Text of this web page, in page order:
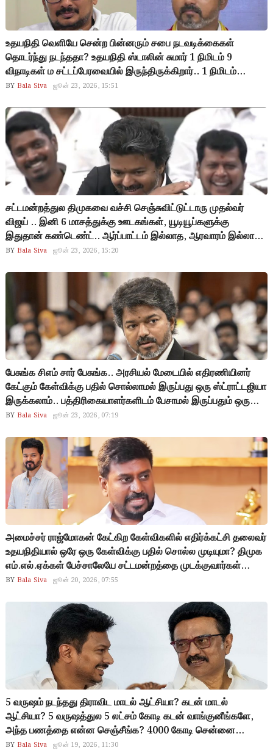
உதயநிதி வெளியே சென்ற பின்னரும் சபை நடவடிக்கைகள்
தொடர்ந்து நடந்ததா? உதயநிதி ஸ்டாலின் சுமார் 1 நிமிடம் 9
விநாடிகள் ம சட்டப்பேரவையில் இருந்திருக்கிறார்.. 1 நிமிடம்
மட்டுமே இருந்த உதயநிதிக்கு சபை நடவடிக்கைகள் குறித்து எப்படி
என்றால் சபாநாயகர் நடவடிக்கை எடுக்க வேண்டுமா?
BY Bala Siva ஜூன் 23, 2026, 15:51
சட்டமன்றத்துல திமுகவை வச்சி செஞ்சுவிட்டுட்டாரு முதல்வர்
விஜய் .. இனி 6 மாசத்துக்கு ஊடகங்கள், யூடியூப்களுக்கு
இதுதான் கண்டெண்ட்.. ஆர்ப்பாட்டம் இல்லாத, ஆரவாரம் இல்லாத,
ஆணித்தரமான பேச்சு.. அப்பாவை காணோம்ங்கிற குட்டிக்கதையை
செஞ்சிட்டாருன்னு நினைச்சிருப்பாரோ…
BY Bala Siva ஜூன் 23, 2026, 15:20
பேசுங்க சிஎம் சார் பேசுங்க.. அரசியல் மேடையில் எதிரணியினர்
கேட்கும் கேள்விக்கு பதில் சொல்லாமல் இருப்பது ஒரு ஸ்ட்ராட்டஜியா
இருக்கலாம்.. பத்திரிகையாளர்களிடம் பேசாமல் இருப்பதும் ஒரு
ஸ்ட்ராட்டஜியா இருக்கலாம்.. ஆனால் சட்டமன்றத்தில் பேசியே
ஆதாரத்தோட பதிலடி கொடுங்க.. ராஜ்மோகன், ரமேஷ் பதிலடி
கொடுக்கும்போதே ஃபயரா இருக்குது.. நீங்க பதிலடி கொடுத்தா
பெரிய சம்பவமா இருக்கும்…
BY Bala Siva ஜூன் 23, 2026, 07:19
அமைச்சர் ராஜ்மோகன் கேட்கிற கேள்விகளில் எதிர்க்கட்சி தலைவர்
உதயநிதியால் ஒரே ஒரு கேள்விக்கு பதில் சொல்ல முடியுமா? திமுக
எம்.எல்.ஏக்கள் பேச்சாலேயே சட்டமன்றத்தை முடக்குவார்கள்
என்பதெல்லாம் பழைய காலம்.. கருணாநிதி காலம்.. இப்போது
ராஜ்மோகன், அருண்ராஜ், நிர்மல்குமார், ரமேஷ் என்று பதிலடி
கொடுக்க ஒரு குரூப்பே காத்து கிடக்குது.. கேள்வி கேட்குறேன்னு
அசிங்கப்பட்டு போகாதீங்க….
BY Bala Siva ஜூன் 20, 2026, 07:55
5 வருஷம் நடந்தது திராவிட மாடல் ஆட்சியா? கடன் மாடல்
ஆட்சியா? 5 வருஷத்துல 5 லட்சம் கோடி கடன் வாங்குனீங்களே,
அந்த பணத்தை என்ன செஞ்சீங்க? 4000 கோடி சென்னை
மழைநீர் வடிகாலுக்கு செலவு செஞ்சோம்ன்னு சொன்னீங்க..
BY Bala Siva ஜூன் 19, 2026, 11:30